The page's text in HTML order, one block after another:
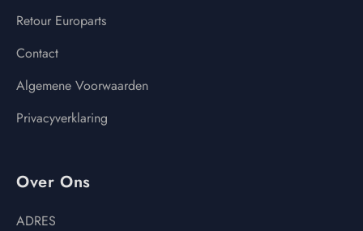
Retour Europarts
Contact
Algemene Voorwaarden
Privacyverklaring
Over Ons
ADRES